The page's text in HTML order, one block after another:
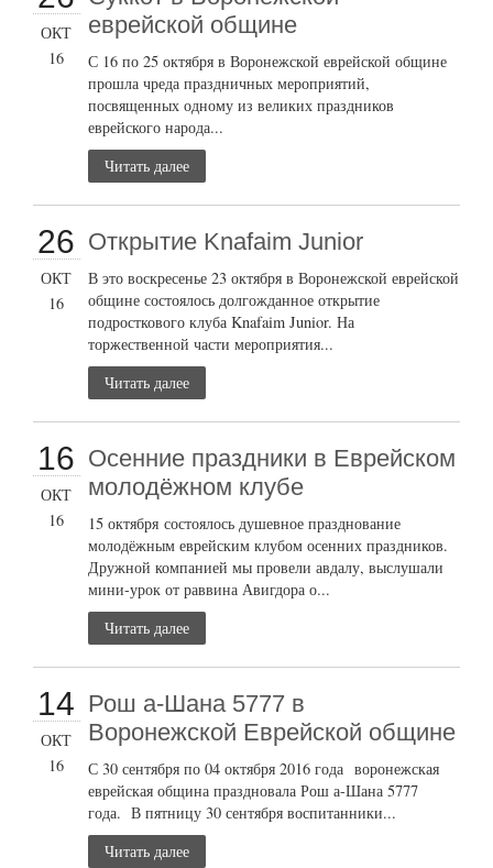
ОКТ
16
еврейской общине
С 16 по 25 октября в Воронежской еврейской общине
прошла чреда праздничных мероприятий,
посвященных одному из великих праздников
еврейского народа...
Читать далее
26
ОКТ
16
Открытие Knafaim Junior
В это воскресенье 23 октября в Воронежской еврейской
общине состоялось долгожданное открытие
подросткового клуба Knafaim Junior. На
торжественной части мероприятия...
Читать далее
16
ОКТ
16
Осенние праздники в Еврейском
молодёжном клубе
15 октября состоялось душевное празднование
молодёжным еврейским клубом осенних праздников.
Дружной компанией мы провели авдалу, выслушали
мини-урок от раввина Авигдора о...
Читать далее
14
ОКТ
16
Рош а-Шана 5777 в
Воронежской Еврейской общине
С 30 сентября по 04 октября 2016 года воронежская
еврейская община праздновала Рош а-Шана 5777
года. В пятницу 30 сентября воспитанники...
Читать далее